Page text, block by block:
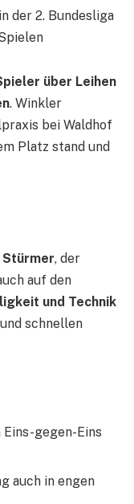
der 2. Bundesliga
über Leihen
. Winkler
bei Waldhof
Platz stand und
, der
auf den
und Technik
schnellen
gegen-Eins
auch in engen